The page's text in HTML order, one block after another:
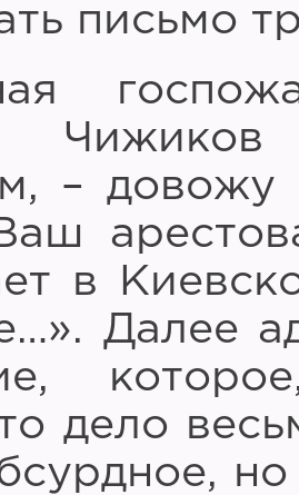
письмо
– довожу
в
Далее
дело